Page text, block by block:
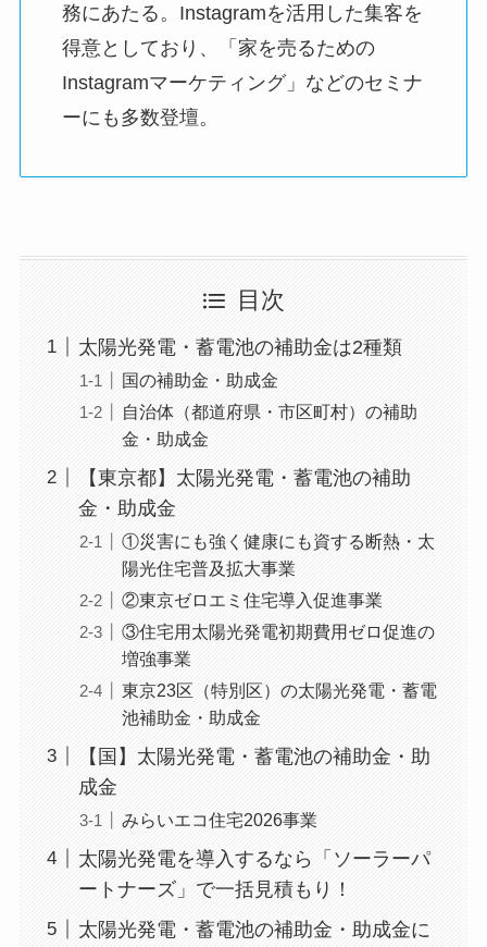
務にあたる。Instagramを活用した集客を
得意としており、「家を売るための
Instagramマーケティング」などのセミナ
ーにも多数登壇。
目次
太陽光発電・蓄電池の補助金は2種類
国の補助金・助成金
自治体（都道府県・市区町村）の補助
金・助成金
【東京都】太陽光発電・蓄電池の補助
金・助成金
①災害にも強く健康にも資する断熱・太
陽光住宅普及拡大事業
②東京ゼロエミ住宅導入促進事業
③住宅用太陽光発電初期費用ゼロ促進の
増強事業
東京23区（特別区）の太陽光発電・蓄電
池補助金・助成金
【国】太陽光発電・蓄電池の補助金・助
成金
みらいエコ住宅2026事業
太陽光発電を導入するなら「ソーラーパ
ートナーズ」で一括見積もり！
太陽光発電・蓄電池の補助金・助成金に